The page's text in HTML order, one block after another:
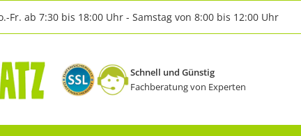
Fr. ab 7:30 bis 18:00 Uhr - Samstag von 8:00 bis 12:00 Uhr
Schnell und Günstig
Fachberatung von Experten